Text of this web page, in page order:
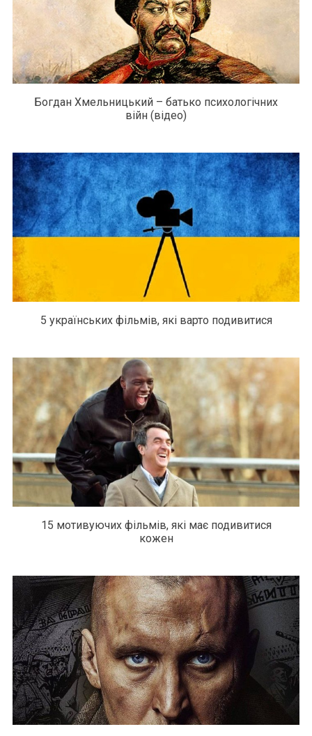
Богдан Хмельницький – батько психологічних
війн (відео)
5 українських фільмів, які варто подивитися
15 мотивуючих фільмів, які має подивитися
кожен